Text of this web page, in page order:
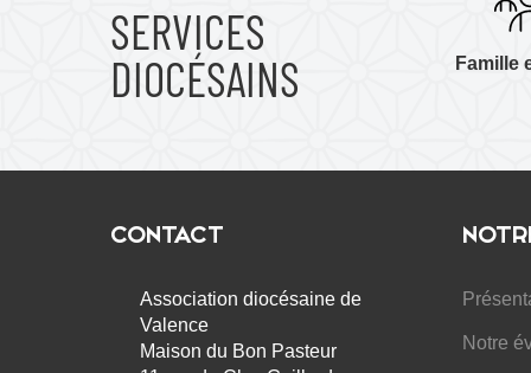
SERVICES
DIOCÉSAINS
Famille
CONTACT
Association diocésaine de
Valence
Maison du Bon Pasteur
Notre